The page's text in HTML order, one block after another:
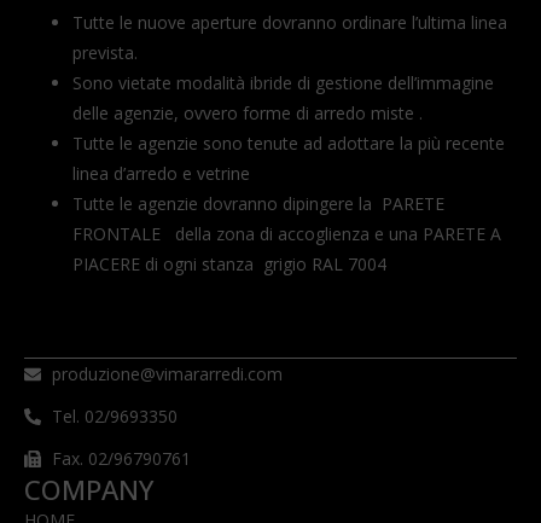
Tutte le nuove aperture dovranno ordinare l’ultima linea
prevista.
Sono vietate modalità ibride di gestione dell’immagine
delle agenzie, ovvero forme di arredo miste .
Tutte le agenzie sono tenute ad adottare la più recente
linea d’arredo e vetrine
Tutte le agenzie dovranno dipingere la PARETE
FRONTALE della zona di accoglienza e una PARETE A
PIACERE di ogni stanza grigio RAL 7004
produzione@vimararredi.com
Tel. 02/9693350
Fax. 02/96790761
COMPANY